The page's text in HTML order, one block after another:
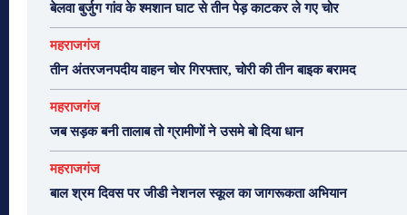
बेलवा बुर्जुग गांव के श्मशान घाट से तीन पेड़ काटकर ले गए चोर
महराजगंज
तीन अंतरजनपदीय वाहन चोर गिरफ्तार, चोरी की तीन बाइक बरामद
महराजगंज
जब सड़क बनी तालाब तो ग्रामीणों ने उसमे बो दिया धान
महराजगंज
बाल श्रम दिवस पर जीडी नेशनल स्कूल का जागरूकता अभियान